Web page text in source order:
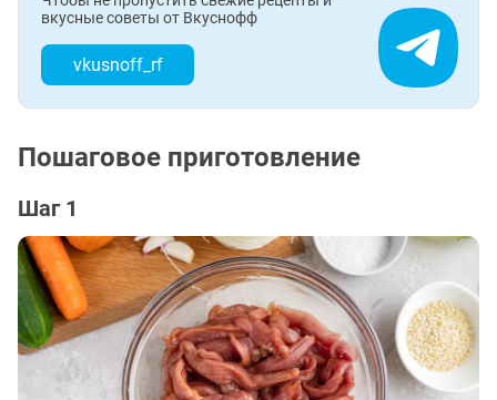
вкусные советы от Вкуснофф
vkusnoff_rf
Пошаговое приготовление
Шаг 1